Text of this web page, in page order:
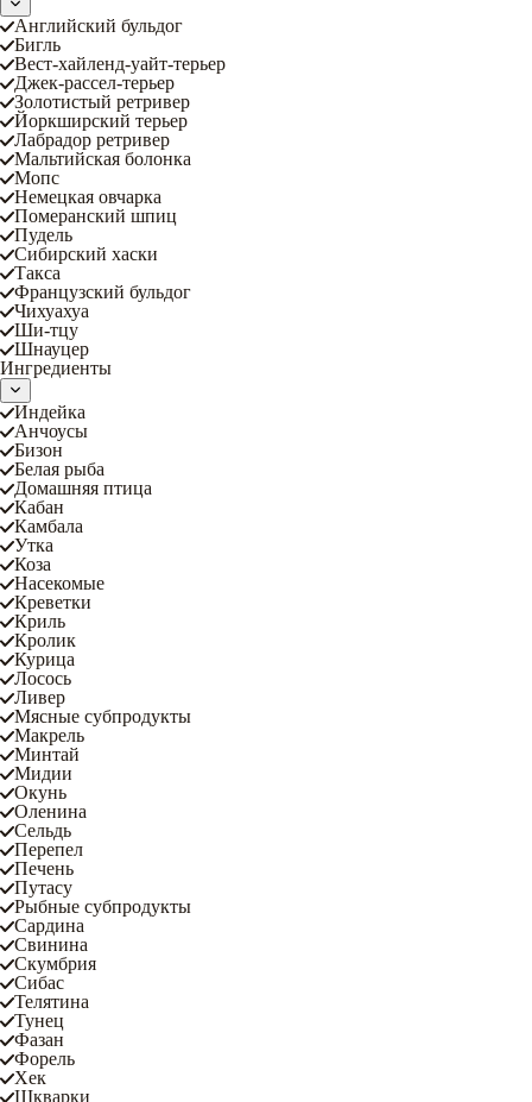
Английский бульдог
Бигль
Вест-хайленд-уайт-терьер
Джек-рассел-терьер
Золотистый ретривер
Йоркширский терьер
Лабрадор ретривер
Мальтийская болонка
Мопс
Немецкая овчарка
Померанский шпиц
Пудель
Сибирский хаски
Такса
Французский бульдог
Чихуахуа
Ши-тцу
Шнауцер
Ингредиенты
Индейка
Анчоусы
Бизон
Белая рыба
Домашняя птица
Кабан
Камбала
Утка
Коза
Насекомые
Креветки
Криль
Кролик
Курица
Лосось
Ливер
Мясные субпродукты
Макрель
Минтай
Мидии
Окунь
Оленина
Сельдь
Перепел
Печень
Путасу
Рыбные субпродукты
Сардина
Свинина
Скумбрия
Сибас
Телятина
Тунец
Фазан
Форель
Хек
Шкварки